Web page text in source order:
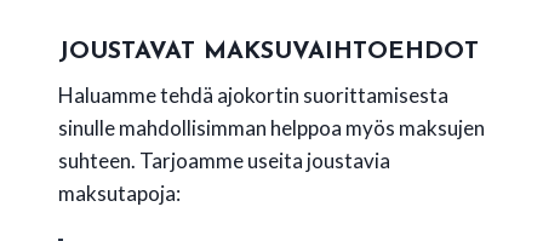
JOUSTAVAT MAKSUVAIHTOEHDOT
Haluamme tehdä ajokortin suorittamisesta
sinulle mahdollisimman helppoa myös maksujen
suhteen. Tarjoamme useita joustavia
maksutapoja: